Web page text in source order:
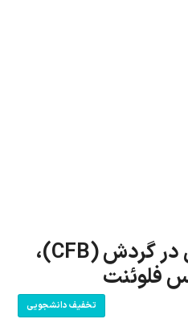
گازیفایر بستر سیال در گردش (CFB)،
فلوئنت
تخفیف دانشجویی